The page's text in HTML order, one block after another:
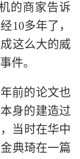
的商家告诉
10多年了，
这么大的威
件。
前的论文也
身的建造过
当时在华中
典琦在一篇